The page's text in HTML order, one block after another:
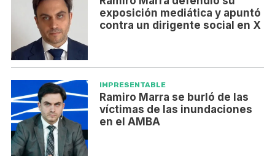
exposición mediática y apuntó
contra un dirigente social en X
IMPRESENTABLE
Ramiro Marra se burló de las
víctimas de las inundaciones
en el AMBA